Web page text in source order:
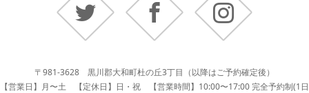
〒981-3628 黒川郡大和町杜の丘3丁目（以降はご予約確定後）
【営業日】月〜土 【定休日】日・祝 【営業時間】10:00〜17:00 完全予約制(1日